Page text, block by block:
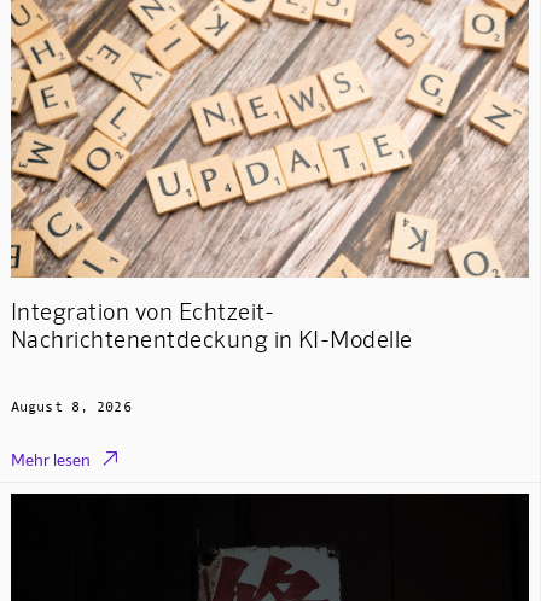
Integration von Echtzeit-
Nachrichtenentdeckung in KI-Modelle
August 8, 2026
Mehr lesen 